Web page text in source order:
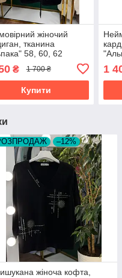
жіночий
тканина
58, 60, 62
₴ 1 700 ₴
Купити
1
–12%
жіноча кофта,